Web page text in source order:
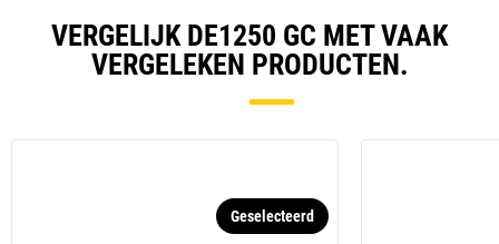
VERGELIJK DE1250 GC MET VAAK
VERGELEKEN PRODUCTEN.
Geselecteerd